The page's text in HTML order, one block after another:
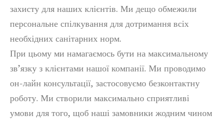
захисту для наших клієнтів. Ми дещо обмежили
персональне спілкування для дотримання всіх
необхідних санітарних норм.
При цьому ми намагаємось бути на максимальному
зв’язку з клієнтами нашої компанії. Ми проводимо
он-лайн консультації, застосовуємо безконтактну
роботу. Ми створили максимально сприятливі
умови для того, щоб наші замовники жодним чином